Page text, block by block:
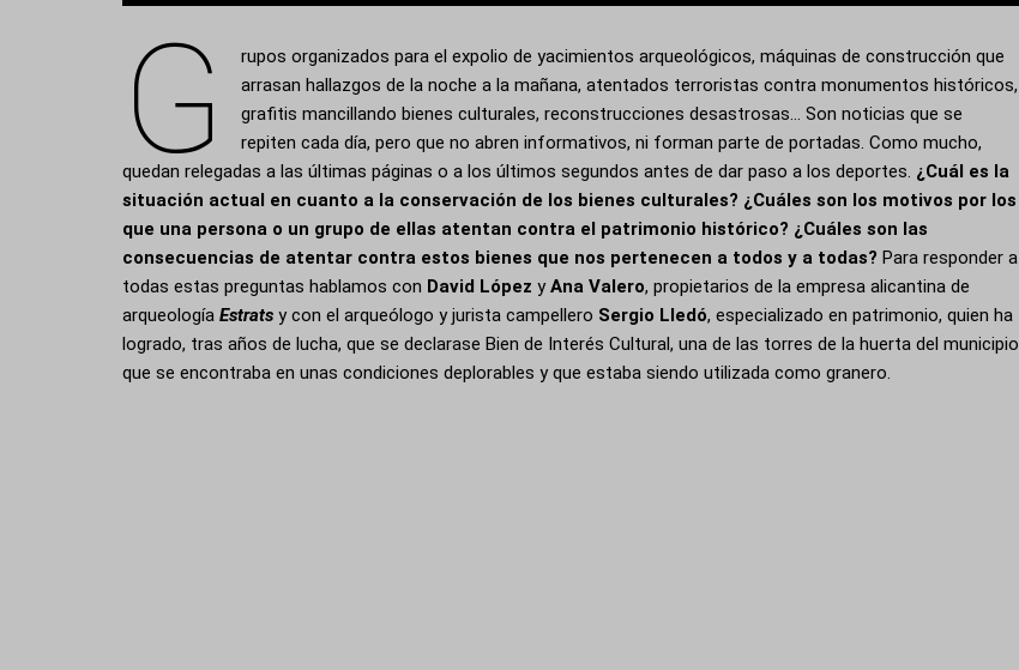
G
rupos organizados para el expolio de yacimientos arqueológicos, máquinas de construcción que
arrasan hallazgos de la noche a la mañana, atentados terroristas contra monumentos históricos,
grafitis mancillando bienes culturales, reconstrucciones desastrosas… Son noticias que se
repiten cada día, pero que no abren informativos, ni forman parte de portadas. Como mucho,
quedan relegadas a las últimas páginas o a los últimos segundos antes de dar paso a los deportes. ¿Cuál es la
situación actual en cuanto a la conservación de los bienes culturales? ¿Cuáles son los motivos por los
que una persona o un grupo de ellas atentan contra el patrimonio histórico? ¿Cuáles son las
consecuencias de atentar contra estos bienes que nos pertenecen a todos y a todas? Para responder a
todas estas preguntas hablamos con David López yAna Valero, propietarios de la empresa alicantina de
arqueología Estrats y con el arqueólogo y jurista campellero Sergio Lledó, especializado en patrimonio, quien ha
logrado, tras años de lucha, que se declarase Bien de Interés Cultural, una de las torres de la huerta del municipio
que se encontraba en unas condiciones deplorables y que estaba siendo utilizada como granero.